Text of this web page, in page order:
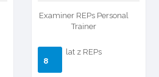
Examiner REPs Personal
Trainer
8
lat z REPs